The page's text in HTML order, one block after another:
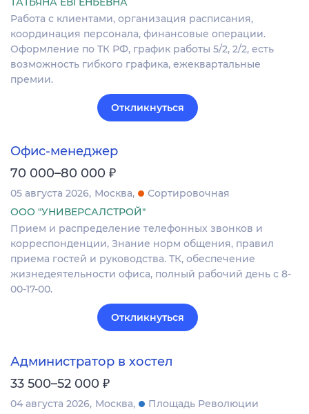
Работа с клиентами, организация расписания,
координация персонала, финансовые операции.
Оформление по ТК РФ, график работы 5/2, 2/2, есть
возможность гибкого графика, ежеквартальные
премии.
Откликнуться
Офис-менеджер
70 000–80 000 ₽
05 августа 2026 Москва
Сортировочная
ООО "УНИВЕРСАЛСТРОЙ"
Прием и распределение телефонных звонков и
корреспонденции, Знание норм общения, правил
приема гостей и руководства. ТК, обеспечение
жизнедеятельности офиса, полный рабочий день с 8-
00-17-00.
Откликнуться
Администратор в хостел
33 500–52 000 ₽
04 августа 2026 Москва Площадь Революции